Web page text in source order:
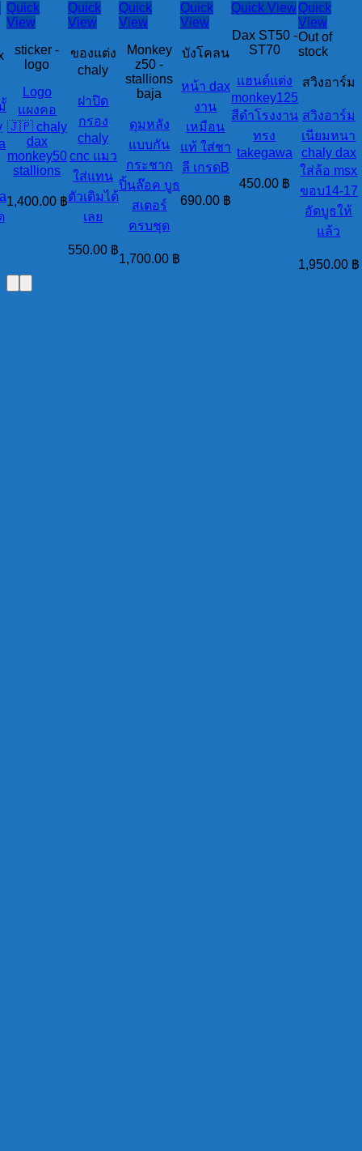
Quick
View
sticker -
logo
Logo
แผงคอ
🇯🇵 chaly
dax
monkey50
stallions
1,400.00 ฿
Quick
View
ของแต่ง
chaly
ฝาปิด
กรอง
chaly
cnc แมว
ใส่แทน
ตัวเดิมได้
เลย
550.00 ฿
Quick
View
Monkey
z50 -
stallions
baja
ดุมหลัง
แบบกัน
กระชาก
ปิ้นล๊อค บูธ
สเตอร์
ครบชุด
1,700.00 ฿
Quick
View
บังโคลน
หน้า dax
งาน
เหมือน
แท้ ใส่ชา
ลี เกรดB
690.00 ฿
Quick View
Dax ST50 -
ST70
แฮนด์แต่ง
monkey125
สีดำโรงงาน
ทรง
takegawa
450.00 ฿
Quick
View
Out of
stock
สวิงอาร์ม
สวิงอาร์ม
เนียมหนา
chaly dax
ใส่ล้อ msx
ขอบ14-17
อัดบูธให้
แล้ว
1,950.00 ฿